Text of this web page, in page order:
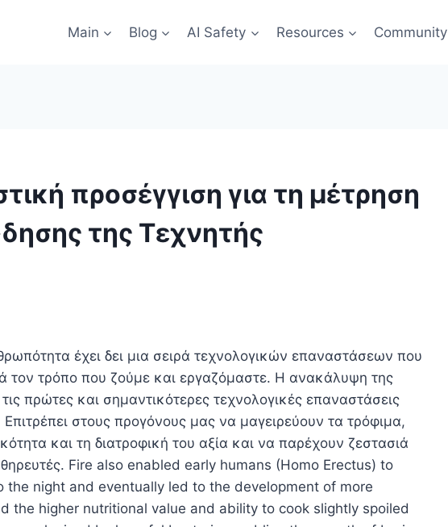
Main Blog AI Safety Resources Community
προσέγγιση για τη μέτρηση
της Τεχνητής
έχει δει μια σειρά τεχνολογικών επαναστάσεων που
τον τρόπο που ζούμε και εργαζόμαστε. Η ανακάλυψη της
πρώτες και σημαντικότερες τεχνολογικές επαναστάσεις
στους προγόνους μας να μαγειρεύουν τα τρόφιμα,
και τη διατροφική του αξία και να παρέχουν ζεστασιά
Fire also enabled early humans (Homo Erectus) to
the night and eventually led to the development of more
the higher nutritional value and ability to cook slightly spoiled